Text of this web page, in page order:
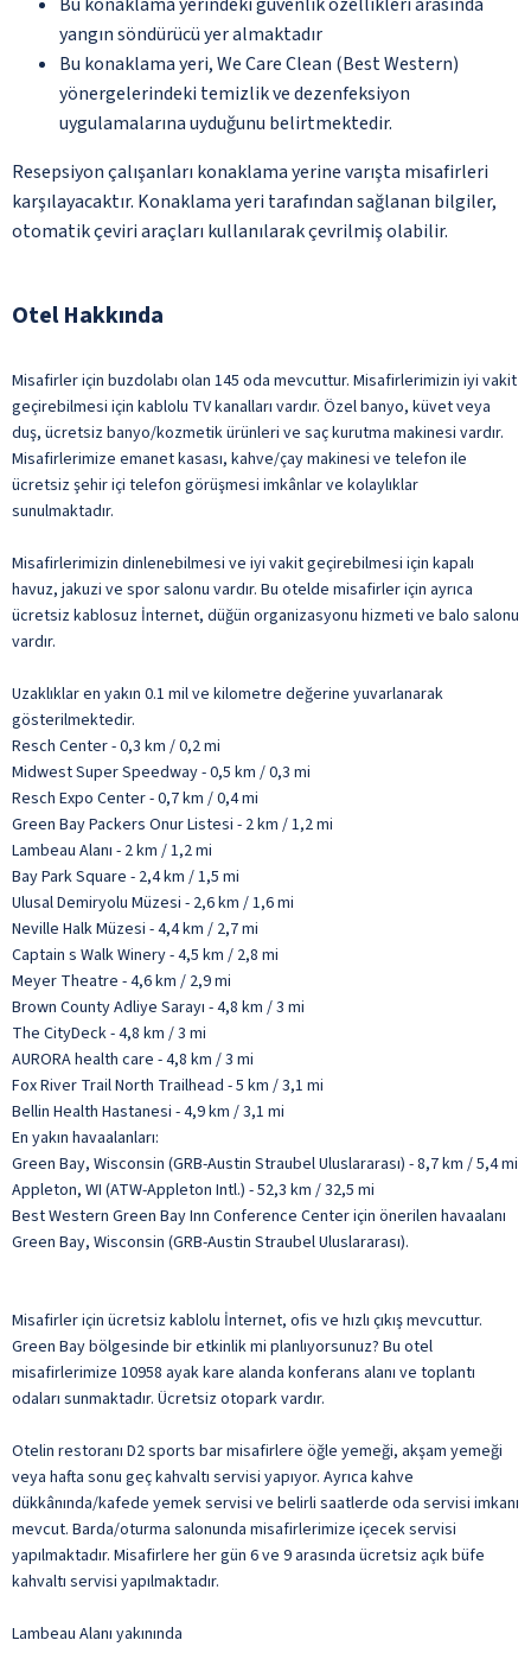
yangın söndürücü yer almaktadır
Bu konaklama yeri, We Care Clean (Best Western)
yönergelerindeki temizlik ve dezenfeksiyon
uygulamalarına uyduğunu belirtmektedir.
Resepsiyon çalışanları konaklama yerine varışta misafirleri
karşılayacaktır. Konaklama yeri tarafından sağlanan bilgiler,
otomatik çeviri araçları kullanılarak çevrilmiş olabilir.
Otel Hakkında
Misafirler için buzdolabı olan 145 oda mevcuttur. Misafirlerimizin iyi vakit
geçirebilmesi için kablolu TV kanalları vardır. Özel banyo, küvet veya
duş, ücretsiz banyo/kozmetik ürünleri ve saç kurutma makinesi vardır.
Misafirlerimize emanet kasası, kahve/çay makinesi ve telefon ile
ücretsiz şehir içi telefon görüşmesi imkânlar ve kolaylıklar
sunulmaktadır.
Misafirlerimizin dinlenebilmesi ve iyi vakit geçirebilmesi için kapalı
havuz, jakuzi ve spor salonu vardır. Bu otelde misafirler için ayrıca
ücretsiz kablosuz İnternet, düğün organizasyonu hizmeti ve balo salonu
vardır.
Uzaklıklar en yakın 0.1 mil ve kilometre değerine yuvarlanarak
gösterilmektedir.
Resch Center - 0,3 km / 0,2 mi
Midwest Super Speedway - 0,5 km / 0,3 mi
Resch Expo Center - 0,7 km / 0,4 mi
Green Bay Packers Onur Listesi - 2 km / 1,2 mi
Lambeau Alanı - 2 km / 1,2 mi
Bay Park Square - 2,4 km / 1,5 mi
Ulusal Demiryolu Müzesi - 2,6 km / 1,6 mi
Neville Halk Müzesi - 4,4 km / 2,7 mi
Captain s Walk Winery - 4,5 km / 2,8 mi
Meyer Theatre - 4,6 km / 2,9 mi
Brown County Adliye Sarayı - 4,8 km / 3 mi
The CityDeck - 4,8 km / 3 mi
AURORA health care - 4,8 km / 3 mi
Fox River Trail North Trailhead - 5 km / 3,1 mi
Bellin Health Hastanesi - 4,9 km / 3,1 mi
En yakın havaalanları:
Green Bay, Wisconsin (GRB-Austin Straubel Uluslararası) - 8,7 km / 5,4 mi
Appleton, WI (ATW-Appleton Intl.) - 52,3 km / 32,5 mi
Best Western Green Bay Inn Conference Center için önerilen havaalanı
Green Bay, Wisconsin (GRB-Austin Straubel Uluslararası).
Misafirler için ücretsiz kablolu İnternet, ofis ve hızlı çıkış mevcuttur.
Green Bay bölgesinde bir etkinlik mi planlıyorsunuz? Bu otel
misafirlerimize 10958 ayak kare alanda konferans alanı ve toplantı
odaları sunmaktadır. Ücretsiz otopark vardır.
Otelin restoranı D2 sports bar misafirlere öğle yemeği, akşam yemeği
veya hafta sonu geç kahvaltı servisi yapıyor. Ayrıca kahve
dükkânında/kafede yemek servisi ve belirli saatlerde oda servisi imkanı
mevcut. Barda/oturma salonunda misafirlerimize içecek servisi
yapılmaktadır. Misafirlere her gün 6 ve 9 arasında ücretsiz açık büfe
kahvaltı servisi yapılmaktadır.
Lambeau Alanı yakınında